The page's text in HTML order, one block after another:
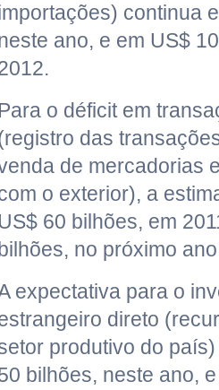
continua
ano, e em US$
Para o déficit em
das
de mercadorias
o exterior), a
60 bilhões, em
no próximo
expectativa para o
direto
produtivo do
bilhões, neste ano,